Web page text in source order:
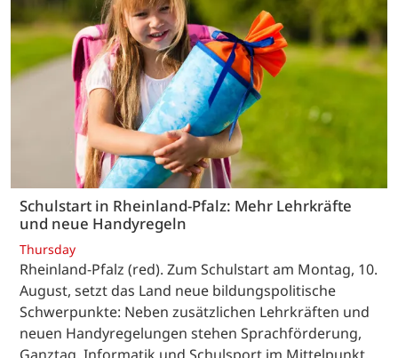
Schulstart in Rheinland-Pfalz: Mehr Lehrkräfte
und neue Handyregeln
Thursday
Rheinland-Pfalz (red). Zum Schulstart am Montag, 10.
August, setzt das Land neue bildungspolitische
Schwerpunkte: Neben zusätzlichen Lehrkräften und
neuen Handyregelungen stehen Sprachförderung,